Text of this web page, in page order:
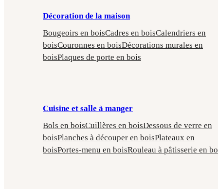
Décoration de la maison
Bougeoirs en boisCadres en boisCalendriers en
boisCouronnes en boisDécorations murales en
boisPlaques de porte en bois
Cuisine et salle à manger
Bols en boisCuillères en boisDessous de verre en
boisPlanches à découper en boisPlateaux en
boisPortes-menu en boisRouleau à pâtisserie en